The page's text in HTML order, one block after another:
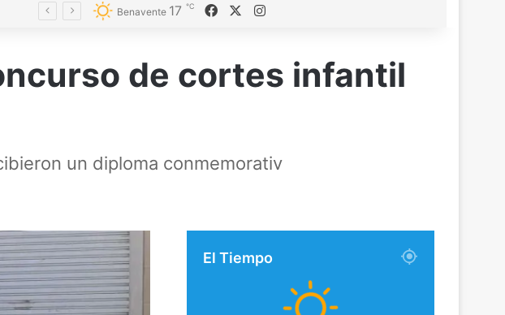
Benavente 17 ℃ FacebookInstagram
de cortes infantil
un diploma conmemorativ
El Tiempo